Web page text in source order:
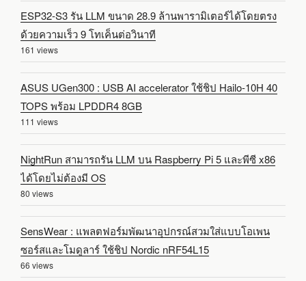
ESP32-S3 รัน LLM ขนาด 28.9 ล้านพารามิเตอร์ได้โดยตรง
ด้วยความเร็ว 9 โทเค็นต่อวินาที
161 views
ASUS UGen300 : USB AI accelerator ใช้ชิป Hailo-10H 40
TOPS พร้อม LPDDR4 8GB
111 views
NightRun สามารถรัน LLM บน Raspberry Pi 5 และพีซี x86
ได้โดยไม่ต้องมี OS
80 views
SensWear : แพลตฟอร์มพัฒนาอุปกรณ์สวมใส่แบบโอเพน
ซอร์สและโมดูลาร์ ใช้ชิป Nordic nRF54L15
66 views